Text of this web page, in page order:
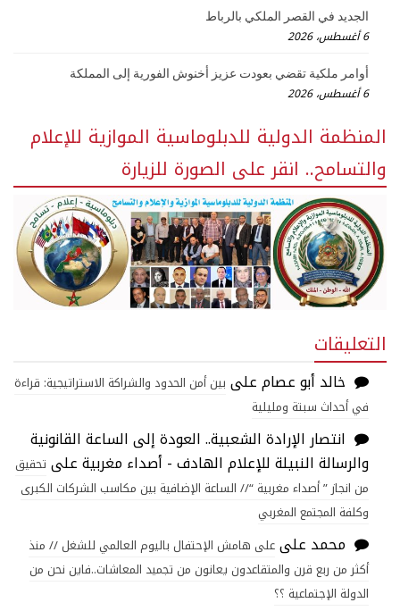
الجديد في القصر الملكي بالرباط
6 أغسطس، 2026
أوامر ملكية تقضي بعودت عزيز أخنوش الفورية إلى المملكة
6 أغسطس، 2026
المنظمة الدولية للدبلوماسية الموازية للإعلام
والتسامح.. انقر على الصورة للزيارة
التعليقات
خالد أبو عصامعلى بين أمن الحدود والشراكة الاستراتيجية: قراءة
في أحداث سبتة ومليلية
انتصار الإرادة الشعبية.. العودة إلى الساعة القانونية
والرسالة النبيلة للإعلام الهادف - أصداء مغربيةعلى تحقيق
من انجاز ” أصداء مغربية “// الساعة الإضافية بين مكاسب الشركات الكبرى
وكلفة المجتمع المغربي
محمد على على هامش الإحتفال باليوم العالمي للشغل // منذ
أكثر من ربع قرن والمتقاعدون يعانون من تجميد المعاشات..فاين نحن من
الدولة الإجتماعية ؟؟